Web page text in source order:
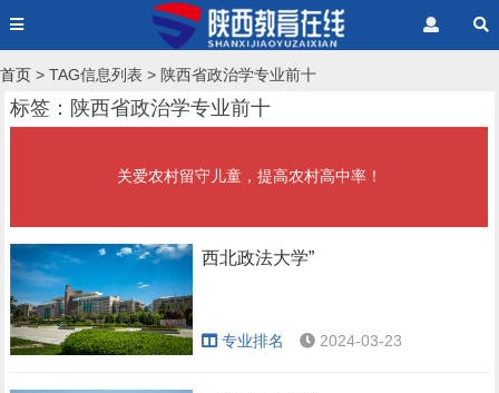
首页 > TAG信息列表 > 陕西省政治学专业前十
标签：陕西省政治学专业前十
关爱农村留守儿童，提高农村高中率！
西北政法大学”
专业排名 2024-03-23